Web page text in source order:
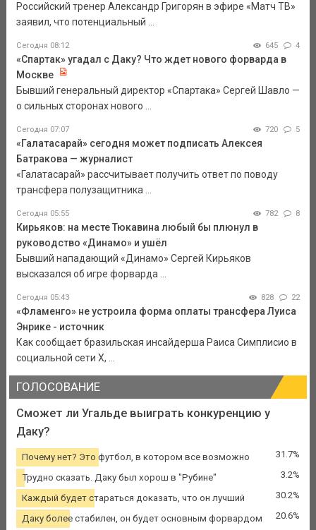
Российский тренер Александр Григорян в эфире «Матч ТВ»
заявил, что потенциальный ...
Сегодня 08:12 645 4
«Спартак» угадал с Даку? Что ждет нового форварда в
Москве
Бывший генеральный директор «Спартака» Сергей Шавло —
о сильных сторонах нового ...
Сегодня 07:07 720 5
«Галатасарай» сегодня может подписать Алексея
Батракова — журналист
«Галатасарай» рассчитывает получить ответ по поводу
трансфера полузащитника ...
Сегодня 05:55 782 8
Кирьяков: на месте Тюкавина любый бы плюнул в
руководство «Динамо» и ушёл
Бывший нападающий «Динамо» Сергей Кирьяков
высказался об игре форварда ...
Сегодня 05:43 828 22
«Фламенго» не устроила форма оплаты трансфера Луиса
Энрике - источник
Как сообщает бразильская инсайдерша Раиса Симплисио в
социальной сети Х, ...
ГОЛОСОВАНИЕ
Сможет ли Угальде выиграть конкуренцию у
Даку?
Почему нет? Это футбол, в котором все возможно 31.7%
Трудно сказать. Даку был хорош в "Рубине" 3.2%
Каждый будет стараться доказать, что он лучший 30.2%
Даку более стабилен, он будет основным форвардом 20.6%